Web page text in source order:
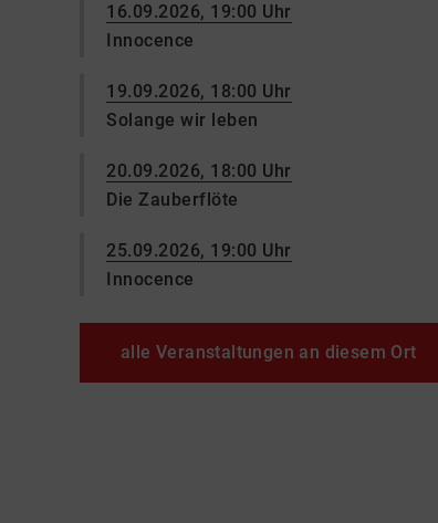
16.09.2026, 19:00 Uhr
Innocence
19.09.2026, 18:00 Uhr
Solange wir leben
20.09.2026, 18:00 Uhr
Die Zauberflöte
25.09.2026, 19:00 Uhr
Innocence
alle Veranstaltungen an diesem Ort